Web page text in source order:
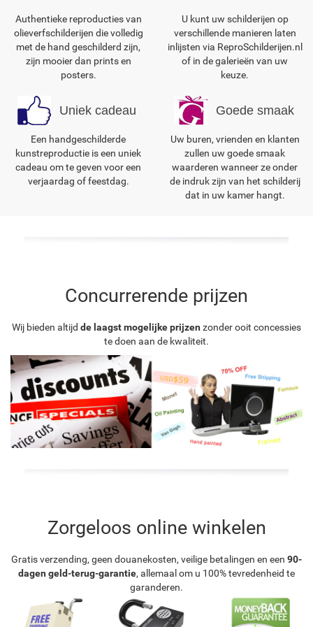
Authentieke reproducties van
olieverfschilderijen die volledig
met de hand geschilderd zijn,
zijn mooier dan prints en
posters.
U kunt uw schilderijen op
verschillende manieren laten
inlijsten via ReproSchilderijen.nl
of in de galerieën van uw
keuze.
Uniek cadeau
Een handgeschilderde
kunstreproductie is een uniek
cadeau om te geven voor een
verjaardag of feestdag.
Goede smaak
Uw buren, vrienden en klanten
zullen uw goede smaak
waarderen wanneer ze onder
de indruk zijn van het schilderij
dat in uw kamer hangt.
Concurrerende prijzen
Wij bieden altijd de laagst mogelijke prijzen zonder ooit concessies
te doen aan de kwaliteit.
Zorgeloos online winkelen
Gratis verzending, geen douanekosten, veilige betalingen en een 90-
dagen geld-terug-garantie, allemaal om u 100% tevredenheid te
garanderen.